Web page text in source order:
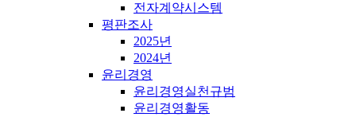
전자계약시스템
평판조사
2025년
2024년
윤리경영
윤리경영실천규범
윤리경영활동